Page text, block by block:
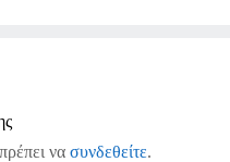
να συνδεθείτε.